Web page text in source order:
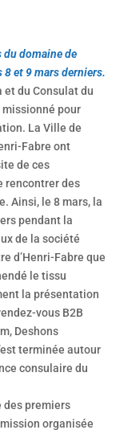
du domaine de
8 et 9 mars derniers.
et du Consulat du
missionné pour
La Ville de
Fabre ont
de ces
rencontrer des
Ainsi, le 8 mars, la
pendant la
de la société
d’Henri-Fabre que
le tissu
la présentation
vous B2B
Deshons
terminée autour
consulaire du
des premiers
organisée